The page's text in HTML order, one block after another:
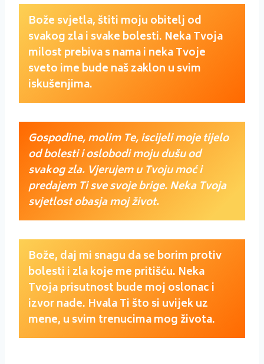
Bože svjetla, štiti moju obitelj od
svakog zla i svake bolesti. Neka Tvoja
milost prebiva s nama i neka Tvoje
sveto ime bude naš zaklon u svim
iskušenjima.
Gospodine, molim Te, iscijeli moje tijelo
od bolesti i oslobodi moju dušu od
svakog zla. Vjerujem u Tvoju moć i
predajem Ti sve svoje brige. Neka Tvoja
svjetlost obasja moj život.
Bože, daj mi snagu da se borim protiv
bolesti i zla koje me pritišću. Neka
Tvoja prisutnost bude moj oslonac i
izvor nade. Hvala Ti što si uvijek uz
mene, u svim trenucima mog života.